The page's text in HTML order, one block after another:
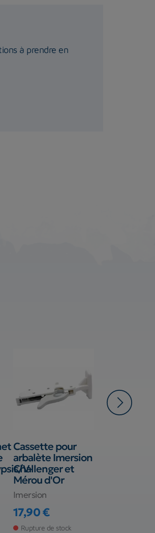
à prendre en
V-
Cassette pour
arbalète Imersion
Challenger et
Mérou d'Or
Imersion
Prix
17,90 €
Rupture de stock